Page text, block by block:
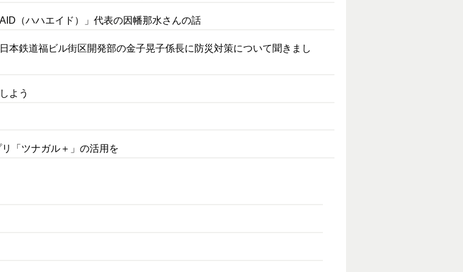
（ハハエイド）」代表の因幡那水さんの話
鉄道福ビル街区開発部の金子晃子係長に防災対策について聞きまし
よう
「ツナガル＋」の活用を